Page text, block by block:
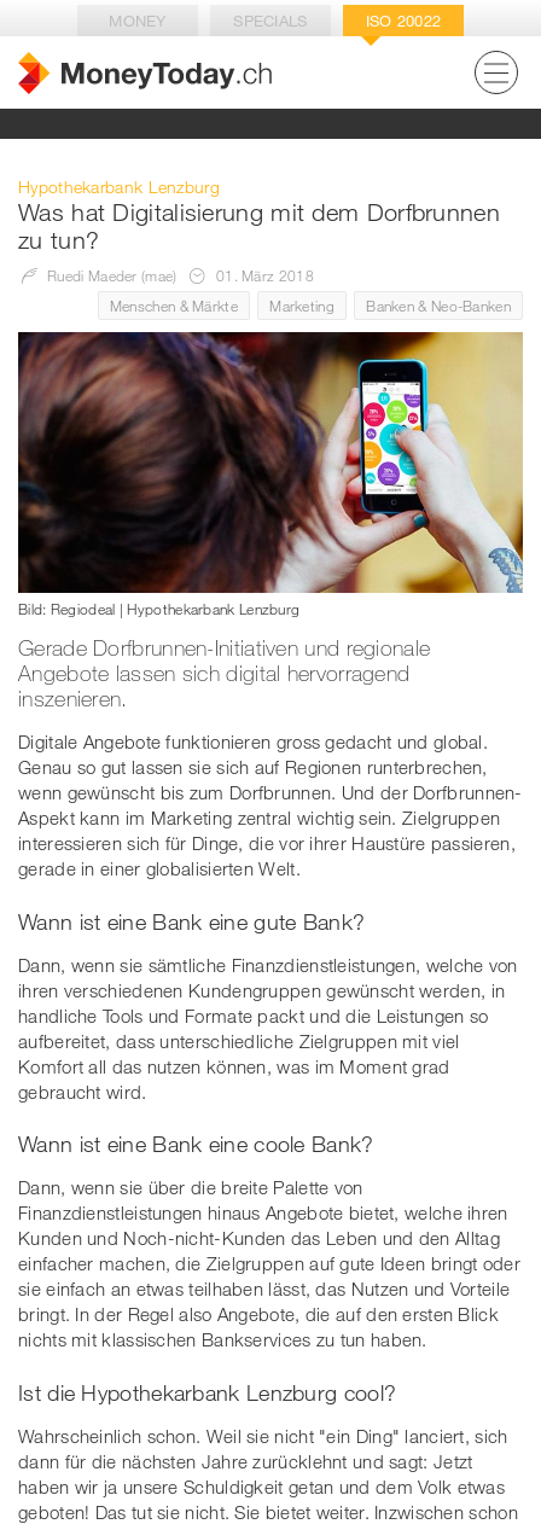
MONEY SPECIALS ISO 20022
Hypothekarbank Lenzburg
Was hat Digitalisierung mit dem Dorfbrunnen
zu tun?
Ruedi Maeder (mae)
01. März 2018
Menschen & Märkte
Marketing Banken & Neo-Banken
Bild: Regiodeal | Hypothekarbank Lenzburg
Gerade Dorfbrunnen-Initiativen und regionale
Angebote lassen sich digital hervorragend
inszenieren.
Digitale Angebote funktionieren gross gedacht und global.
Genau so gut lassen sie sich auf Regionen runterbrechen,
wenn gewünscht bis zum Dorfbrunnen. Und der Dorfbrunnen-
Aspekt kann im Marketing zentral wichtig sein. Zielgruppen
interessieren sich für Dinge, die vor ihrer Haustüre passieren,
gerade in einer globalisierten Welt.
Wann ist eine Bank eine gute Bank?
Dann, wenn sie sämtliche Finanzdienstleistungen, welche von
ihren verschiedenen Kundengruppen gewünscht werden, in
handliche Tools und Formate packt und die Leistungen so
aufbereitet, dass unterschiedliche Zielgruppen mit viel
Komfort all das nutzen können, was im Moment grad
gebraucht wird.
Wann ist eine Bank eine coole Bank?
Dann, wenn sie über die breite Palette von
Finanzdienstleistungen hinaus Angebote bietet, welche ihren
Kunden und Noch-nicht-Kunden das Leben und den Alltag
einfacher machen, die Zielgruppen auf gute Ideen bringt oder
sie einfach an etwas teilhaben lässt, das Nutzen und Vorteile
bringt. In der Regel also Angebote, die auf den ersten Blick
nichts mit klassischen Bankservices zu tun haben.
Ist die Hypothekarbank Lenzburg cool?
Wahrscheinlich schon. Weil sie nicht "ein Ding" lanciert, sich
dann für die nächsten Jahre zurücklehnt und sagt: Jetzt
haben wir ja unsere Schuldigkeit getan und dem Volk etwas
geboten! Das tut sie nicht. Sie bietet weiter. Inzwischen schon